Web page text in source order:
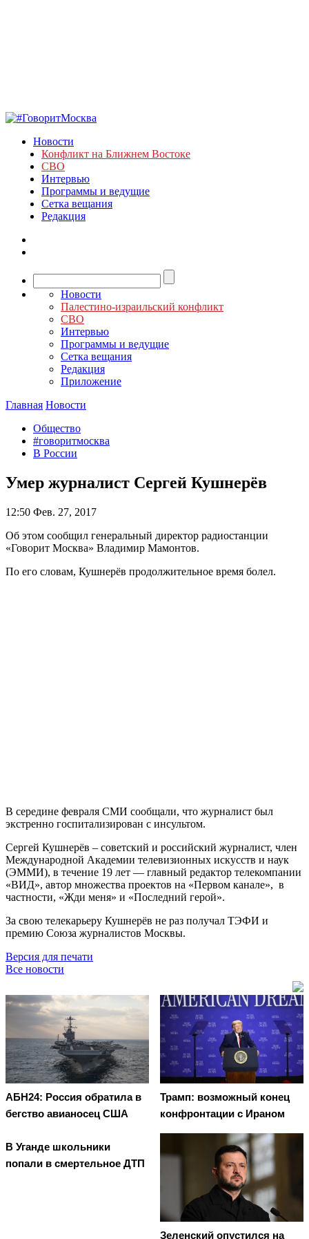
Новости
Конфликт на Ближнем Востоке
СВО
Интервью
Программы и ведущие
Сетка вещания
Редакция
Новости
Палестино-израильский конфликт
СВО
Интервью
Программы и ведущие
Сетка вещания
Редакция
Приложение
Главная Новости
Общество
#говоритмосква
В России
Умер журналист Сергей Кушнерёв
12:50 Фев. 27, 2017
Об этом сообщил генеральный директор радиостанции
«Говорит Москва» Владимир Мамонтов.
По его словам, Кушнерёв продолжительное время болел.
В середине февраля СМИ сообщали, что журналист был
экстренно госпитализирован с инсультом.
Сергей Кушнерёв – советский и российский журналист, член
Международной Академии телевизионных искусств и наук
(ЭММИ), в течение 19 лет — главный редактор телекомпании
«ВИД», автор множества проектов на «Первом канале», в
частности, «Жди меня» и «Последний герой».
За свою телекарьеру Кушнерёв не раз получал ТЭФИ и
премию Союза журналистов Москвы.
Версия для печати
Все новости
АБН24: Россия обратила в
бегство авианосец США
Трамп: возможный конец
конфронтации с Ираном
В Уганде школьники
попали в смертельное ДТП
Зеленский опустился на